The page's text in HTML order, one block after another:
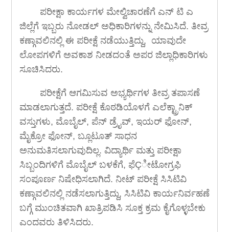
ಪರೀಕ್ಷಾ ಕಾರ್ಯಗಳ ಮೇಲ್ವಿಚಾರಣೆಗೆ ಎನ್ ಟಿ ಎ
ಜಿಲ್ಲೆಗೆ ಇಬ್ಬರು ನೋಡಲ್ ಅಧಿಕಾರಿಗಳನ್ನು ನೇಮಿಸಿದೆ. ತೀವ್ರ
ಕಣ್ಗಾವಲಿನಲ್ಲಿ ಈ ಪರೀಕ್ಷೆ ನಡೆಯುತ್ತಿದ್ದು, ಯಾವುದೇ
ಲೋಪಗಳಿಗೆ ಅವಕಾಶ ನೀಡದಂತೆ ಅಪರ ಜಿಲ್ಲಾಧಿಕಾರಿಗಳು
ಸೂಚಿಸಿದರು.
ಪರೀಕ್ಷೆಗೆ ಆಗಮಿಸುವ ಅಭ್ಯರ್ಥಿಗಳ ತೀವ್ರ ತಪಾಸಣೆ
ಮಾಡಲಾಗುತ್ತದೆ. ಪರೀಕ್ಷೆ ಕೊಠಡಿಯೊಳಗೆ ಎಲೆಕ್ಟ್ರಾನಿಕ್
ವಸ್ತುಗಳು, ಮೊಬೈಲ್, ಪೆನ್ ಡ್ರೈವ್, ಇಯರ್ ಫೋನ್,
ಮೈಕ್ರೋ ಫೋನ್, ಬ್ಲೂಟೂತ್ ಸಾಧನ
ಅನುಮತಿಸಲಾಗುವುದಿಲ್ಲ. ವಿದ್ಯಾರ್ಥಿ ಮತ್ತು ಪರೀಕ್ಷಾ
ಸಿಬ್ಬಂದಿಗಳಿಗೆ ಮೊಬೈಲ್ ಬಳಕೆಗೆ, ಫೆÇೀಟೋಗ್ರಫಿ
ಸಂಪೂರ್ಣ ನಿಷೇಧಿಸಲಾಗಿದೆ. ನೀಟ್ ಪರೀಕ್ಷೆ ಸಿಸಿಟಿವಿ
ಕಣ್ಗಾವಲಿನಲ್ಲಿ ನಡೆಸಲಾಗುತ್ತಿದ್ದು, ಸಿಸಿಟಿವಿ ಕಾರ್ಯನಿರ್ವಹಣೆ
ಬಗ್ಗೆ ಮುಂಚಿತವಾಗಿ ಖಾತ್ರಿಪಡಿಸಿ ಸೂಕ್ತ ಕ್ರಮ ಕೈಗೊಳ್ಳಬೇಕು
ಎಂದವರು ತಿಳಿಸಿದರು.